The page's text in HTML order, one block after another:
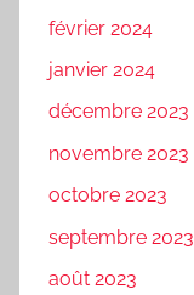
février 2024
janvier 2024
décembre 2023
novembre 2023
octobre 2023
septembre 2023
août 2023